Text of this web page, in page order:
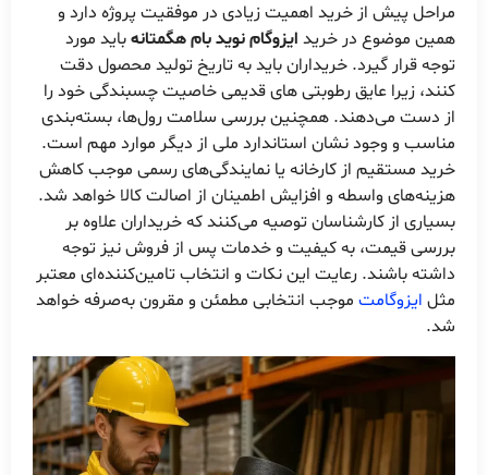
مراحل پیش از خرید اهمیت زیادی در موفقیت پروژه دارد و
همین موضوع در خرید ایزوگام نوید بام هگمتانهباید مورد
توجه قرار گیرد. خریداران باید به تاریخ تولید محصول دقت
کنند، زیرا عایق رطوبتی های قدیمی خاصیت چسبندگی خود را
از دست می‌دهند. همچنین بررسی سلامت رول‌ها، بسته‌بندی
مناسب و وجود نشان استاندارد ملی از دیگر موارد مهم است.
خرید مستقیم از کارخانه یا نمایندگی‌های رسمی موجب کاهش
هزینه‌های واسطه و افزایش اطمینان از اصالت کالا خواهد شد.
بسیاری از کارشناسان توصیه می‌کنند که خریداران علاوه بر
بررسی قیمت، به کیفیت و خدمات پس از فروش نیز توجه
داشته باشند. رعایت این نکات و انتخاب تامین‌کننده‌ای معتبر
مثل ایزوگامت موجب انتخابی مطمئن و مقرون به‌صرفه خواهد
شد.